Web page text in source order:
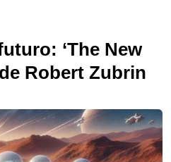
‘The New
Robert Zubrin